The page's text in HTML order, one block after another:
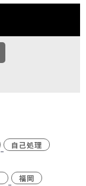
ト
自己処理
福岡